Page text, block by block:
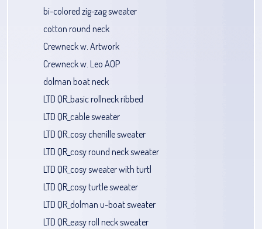
bi-colored zig-zag sweater
cotton round neck
Crewneck w. Artwork
Crewneck w. Leo AOP
dolman boat neck
LTD QR_basic rollneck ribbed
LTD QR_cable sweater
LTD QR_cosy chenille sweater
LTD QR_cosy round neck sweater
LTD QR_cosy sweater with turtl
LTD QR_cosy turtle sweater
LTD QR_dolman u-boat sweater
LTD QR_easy roll neck sweater